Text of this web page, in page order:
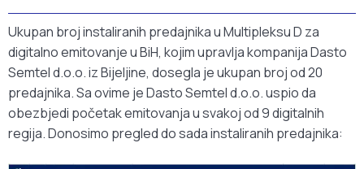
Ukupan broj instaliranih predajnika u Multipleksu D za
digitalno emitovanje u BiH, kojim upravlja kompanija Dasto
Semtel d.o.o. iz Bijeljine, dosegla je ukupan broj od 20
predajnika. Sa ovime je Dasto Semtel d.o.o. uspio da
obezbjedi početak emitovanja u svakoj od 9 digitalnih
regija. Donosimo pregled do sada instaliranih predajnika: